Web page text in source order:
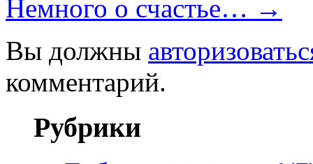
Немного о счастье… →
Вы должны
комментарий.
Рубрики